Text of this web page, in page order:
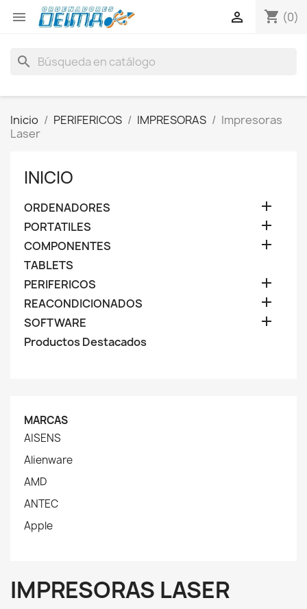
 shopping_cart (0)

search
Inicio PERIFERICOS IMPRESORAS
Impresoras
Laser
INICIO
ORDENADORES 
PORTATILES 
COMPONENTES 
TABLETS
PERIFERICOS

REACONDICIONADOS 
SOFTWARE 
Productos Destacados
MARCAS
AISENS
Alienware
AMD
ANTEC
Apple
IMPRESORAS LASER